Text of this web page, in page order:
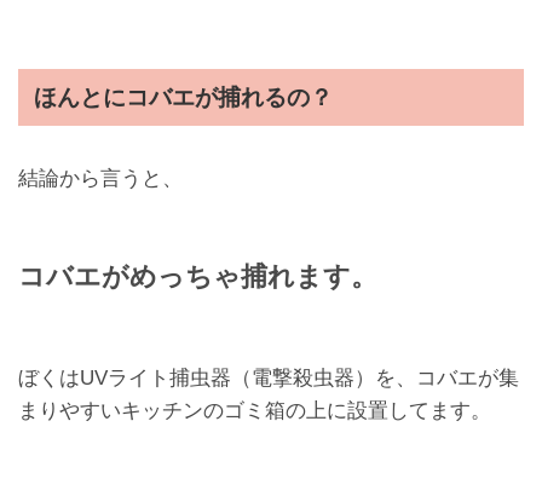
ほんとにコバエが捕れるの？
結論から言うと、
コバエがめっちゃ捕れます。
ぼくはUVライト捕虫器（電撃殺虫器）を、コバエが集
まりやすいキッチンのゴミ箱の上に設置してます。